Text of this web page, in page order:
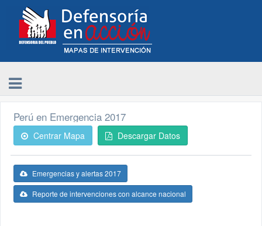
Perú en Emergencia 2017
Centrar Mapa Descargar Datos
Emergencias y alertas 2017
Reporte de intervenciones con alcance nacional